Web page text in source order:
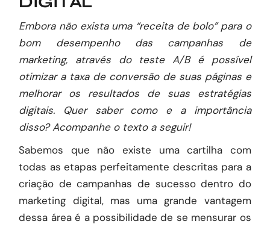
Embora não exista uma “receita de bolo” para o
bom desempenho das campanhas de
marketing, através do teste A/B é possível
otimizar a taxa de conversão de suas páginas e
melhorar os resultados de suas estratégias
digitais. Quer saber como e a importância
disso? Acompanhe o texto a seguir!
Sabemos que não existe uma cartilha com
todas as etapas perfeitamente descritas para a
criação de campanhas de sucesso dentro do
marketing digital, mas uma grande vantagem
dessa área é a possibilidade de se mensurar os